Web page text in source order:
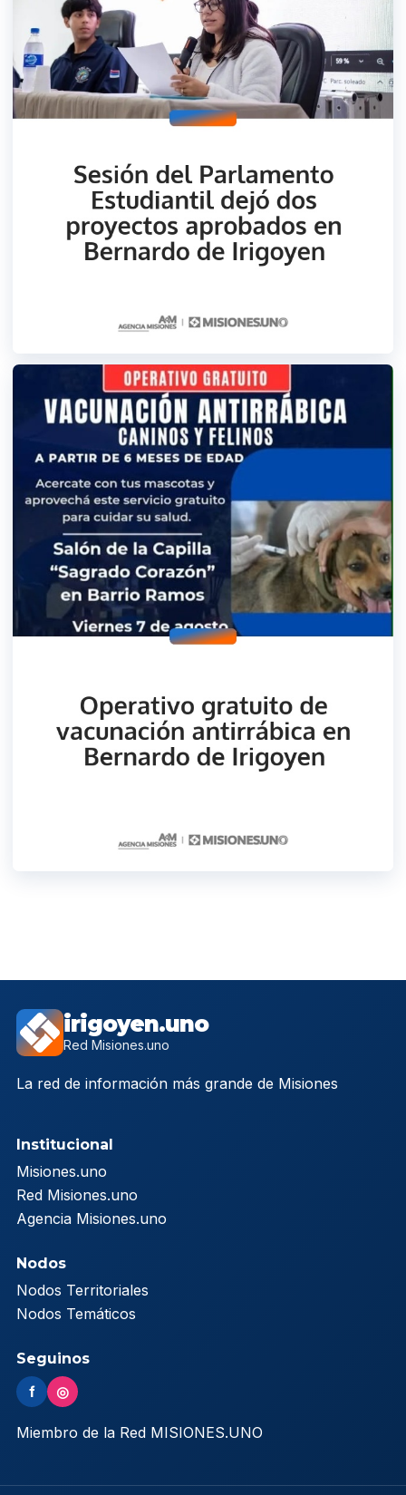
irigoyen.uno
Red Misiones.uno
La red de información más grande de Misiones
Institucional
Misiones.uno
Red Misiones.uno
Agencia Misiones.uno
Nodos
Nodos Territoriales
Nodos Temáticos
Seguinos
f ◎
Miembro de la Red MISIONES.UNO